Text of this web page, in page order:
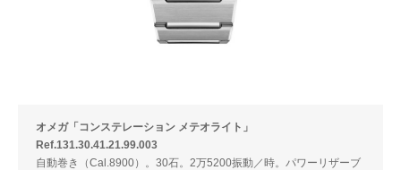
オメガ「コンステレーション メテオライト」
Ref.131.30.41.21.99.003
自動巻き（Cal.8900）。30石。2万5200振動／時。パワーリザーブ